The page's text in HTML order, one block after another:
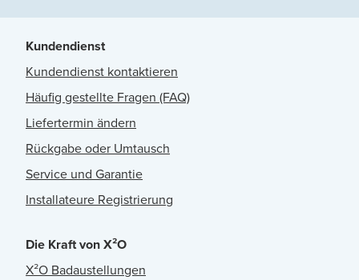
Kundendienst
Kundendienst kontaktieren
Häufig gestellte Fragen (FAQ)
Liefertermin ändern
Rückgabe oder Umtausch
Service und Garantie
Installateure Registrierung
Die Kraft von X²O
X²O Badaustellungen